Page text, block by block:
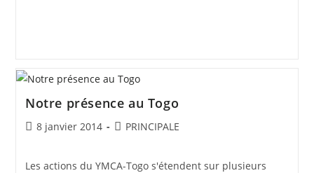
Notre présence au Togo
8 janvier 2014 PRINCIPALE
Les actions du YMCA-Togo s'étendent sur plusieurs